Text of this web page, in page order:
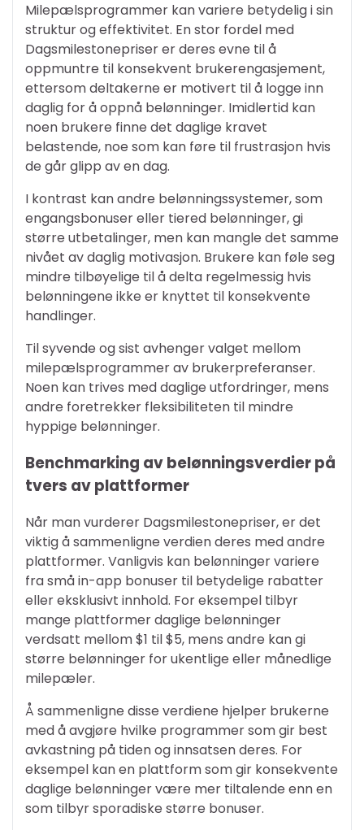
Milepælsprogrammer kan variere betydelig i sin
struktur og effektivitet. En stor fordel med
Dagsmilestonepriser er deres evne til å
oppmuntre til konsekvent brukerengasjement,
ettersom deltakerne er motivert til å logge inn
daglig for å oppnå belønninger. Imidlertid kan
noen brukere finne det daglige kravet
belastende, noe som kan føre til frustrasjon hvis
de går glipp av en dag.
I kontrast kan andre belønningssystemer, som
engangsbonuser eller tiered belønninger, gi
større utbetalinger, men kan mangle det samme
nivået av daglig motivasjon. Brukere kan føle seg
mindre tilbøyelige til å delta regelmessig hvis
belønningene ikke er knyttet til konsekvente
handlinger.
Til syvende og sist avhenger valget mellom
milepælsprogrammer av brukerpreferanser.
Noen kan trives med daglige utfordringer, mens
andre foretrekker fleksibiliteten til mindre
hyppige belønninger.
Benchmarking av belønningsverdier på
tvers av plattformer
Når man vurderer Dagsmilestonepriser, er det
viktig å sammenligne verdien deres med andre
plattformer. Vanligvis kan belønninger variere
fra små in-app bonuser til betydelige rabatter
eller eksklusivt innhold. For eksempel tilbyr
mange plattformer daglige belønninger
verdsatt mellom $1 til $5, mens andre kan gi
større belønninger for ukentlige eller månedlige
milepæler.
Å sammenligne disse verdiene hjelper brukerne
med å avgjøre hvilke programmer som gir best
avkastning på tiden og innsatsen deres. For
eksempel kan en plattform som gir konsekvente
daglige belønninger være mer tiltalende enn en
som tilbyr sporadiske større bonuser.